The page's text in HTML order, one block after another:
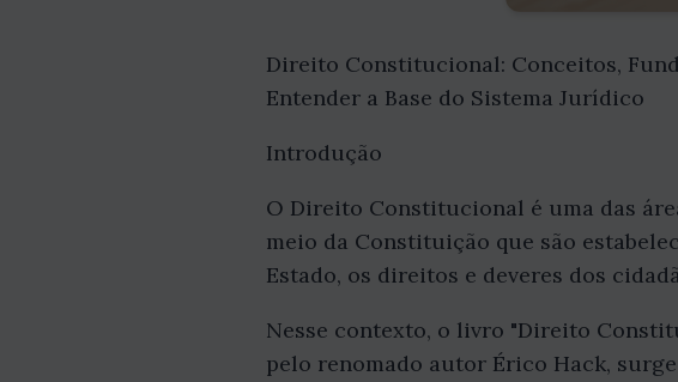
Direito Constitucional: Conceitos,
Entender a Base do Sistema Jurídico
Introdução
O Direito Constitucional é uma das
meio da Constituição que são
Estado, os direitos e deveres dos
Nesse contexto, o livro "Direito
pelo renomado autor Érico Hack,